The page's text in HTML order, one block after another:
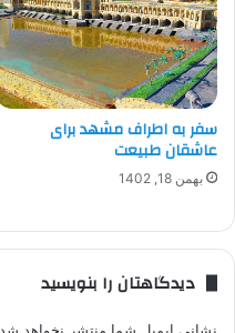
سفر به اطراف مشهد برای
عاشقان طبیعت
بهمن 18, 1402
دیدگاهتان را بنویسید